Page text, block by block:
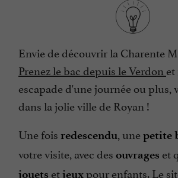
Envie de découvrir la Charente
Prenez le bac depuis le Verdon
escapade d'une journée ou plus,
dans la jolie ville de Royan !
Une fois redescendu, unepetite
votre visite, avec des ouvrages et
jouets etjeuxpour enfants. Le